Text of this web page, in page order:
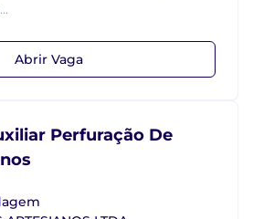
Abrir Vaga
Perfuração De